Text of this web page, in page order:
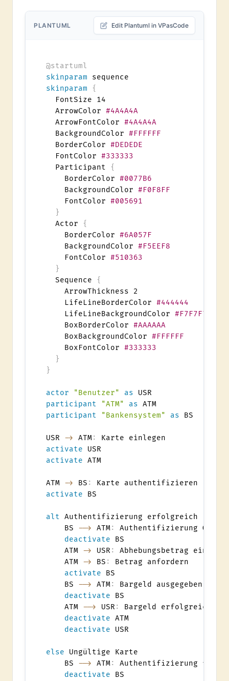
PLANTUML Edit Plantuml in VPasCode
@startuml
skinparam
skinparam
{
  FontSize 14
  ArrowColor
#4A4A4A
  ArrowFontColor
#4A4A4A
  BackgroundColor
#FFFFFF
  BorderColor
#DEDEDE
  FontColor
#333333
  Participant
{
    BorderColor
#0077B6
    BackgroundColor
#F0F8FF
    FontColor
#005691
}
  Actor
{
    BorderColor
#6A057F
    BackgroundColor
#F5EEF8
    FontColor
#510363
}
  Sequence
{
    ArrowThickness 2
    LifeLineBorderColor
#444444
    LifeLineBackgroundColor
#F7F7F7
    BoxBorderColor
#AAAAAA
    BoxBackgroundColor
#FFFFFF
    BoxFontColor
#333333
}
}
actor "Benutzer" as
participant
"ATM" as
participant
"Bankensystem" as BS
USR -> ATM:
activate
activate ATM
ATM -> BS :
activate BS
alt Authentifizierung erfolgreich
    BS
--> ATM:
Authentifizierung OK
deactivate BS
    ATM
-> USR :
Abhebungsbetrag
    ATM
-> BS :
Betrag anfordern
activate BS
    BS
--> ATM:
Bargeld ausgegeben
deactivate BS
    ATM
--> USR :
Bargeld erfolgreich
deactivate ATM
deactivate USR
else Ungültige Karte
    BS
--> ATM:
Authentifizierung
deactivate BS